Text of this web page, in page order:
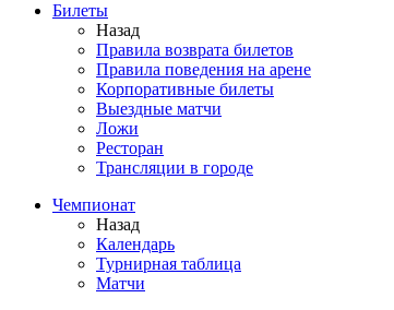
Билеты
Назад
Правила возврата билетов
Правила поведения на арене
Корпоративные билеты
Выездные матчи
Ложи
Ресторан
Трансляции в городе
Чемпионат
Назад
Календарь
Турнирная таблица
Матчи